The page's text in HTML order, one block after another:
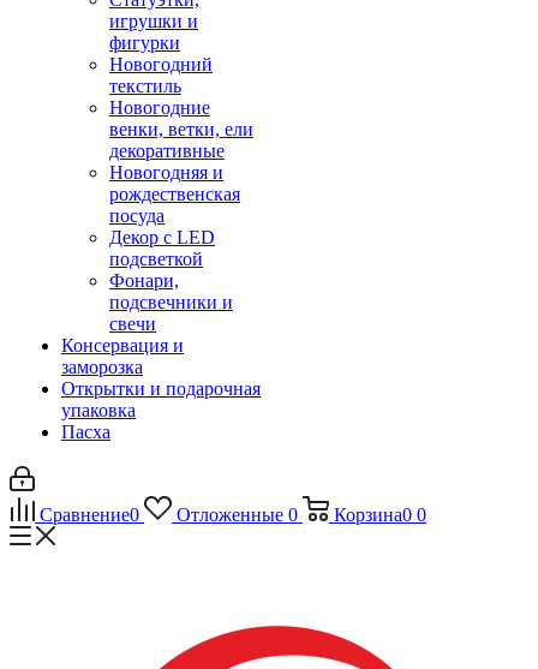
игрушки и
фигурки
Новогодний
текстиль
Новогодние
венки, ветки, ели
декоративные
Новогодняя и
рождественская
посуда
Декор с LED
подсветкой
Фонари,
подсвечники и
свечи
Консервация и
заморозка
Открытки и подарочная
упаковка
Пасха
Сравнение0 Отложенные 0 Корзина0 0